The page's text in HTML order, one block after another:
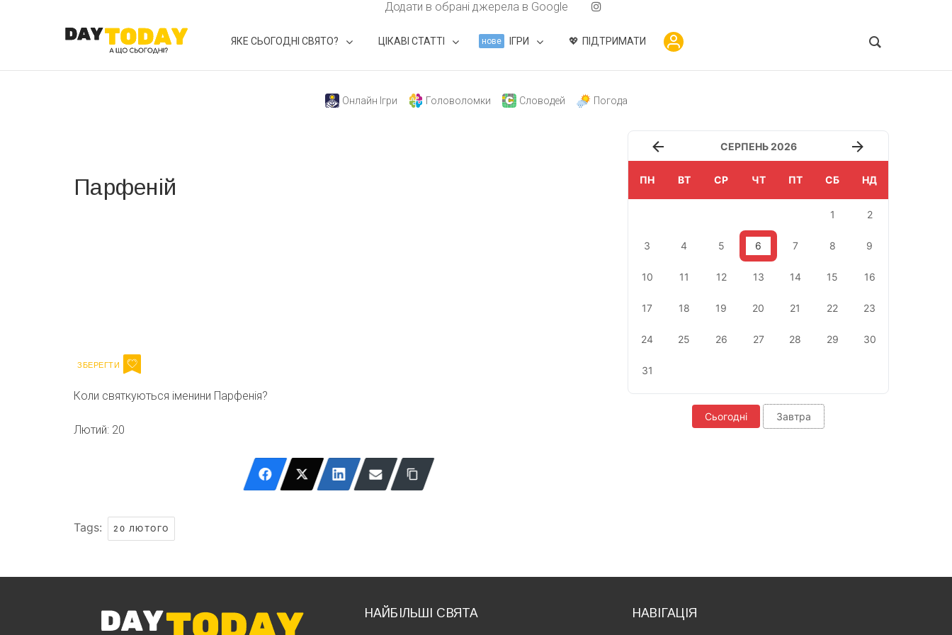
Додати в обрані джерела в Google
ЯКЕ СЬОГОДНІ СВЯТО? ЦІКАВІ СТАТТІ нове ІГРИ ПІДТРИМАТИ
Онлайн Ігри Головоломки Словодей Погода
Парфеній
Коли святкуються іменини Парфенія?
Лютий: 20
Tags: 20 ЛЮТОГО
СЕРПЕНЬ 2026
ПН ВТ СР ЧТ ПТ СБ НД
1 2
3 4 5 6 7 8 9
10 11 12 13 14 15 16
17 18 19 20 21 22 23
24 25 26 27 28 29 30
31
Сьогодні Завтра
НАЙБІЛЬШІ СВЯТА НАВІГАЦІЯ